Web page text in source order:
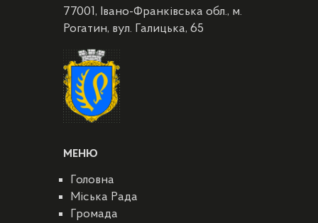
77001, Івано-Франківська обл., м.
Рогатин, вул. Галицька, 65
МЕНЮ
Головна
Міська Рада
Громада